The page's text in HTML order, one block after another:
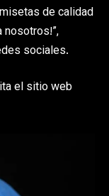
de calidad
sociales.
el sitio web